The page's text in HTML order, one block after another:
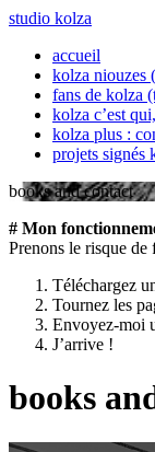
studio kolza
accueil
kolza niouzes
fans de kolza
kolza c’est
kolza plus :
projets signés
books and contact
# Mon
Prenons le risque de
Téléchargez
Tournez les
Envoyez-moi
J’arrive !
books